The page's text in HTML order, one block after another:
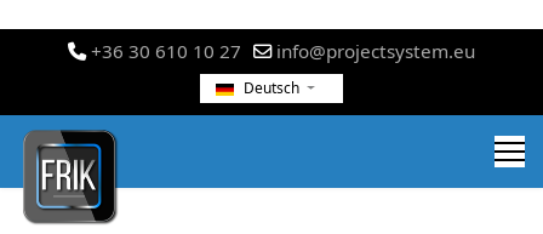
+36 30 610 10 27 info@projectsystem.eu
Deutsch